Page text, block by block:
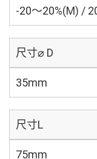
-20～20%(M) /
尺寸⌀ D
35mm
尺寸L
75mm